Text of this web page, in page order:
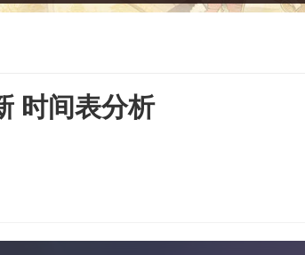
时间表分析